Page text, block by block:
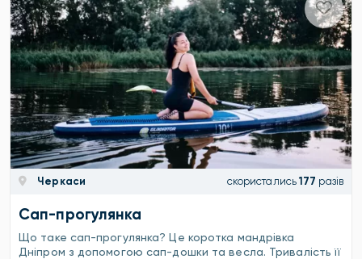
Черкаси скористались 177 разів
Сап-прогулянка
Що таке сап-прогулянка? Це коротка мандрівка
Дніпром з допомогою сап-дошки та весла. Тривалість її